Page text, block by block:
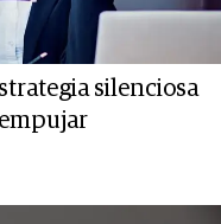
silenciosa